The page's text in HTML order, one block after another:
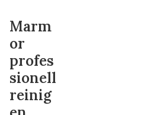
Marm
or
profes
sionell
reinig